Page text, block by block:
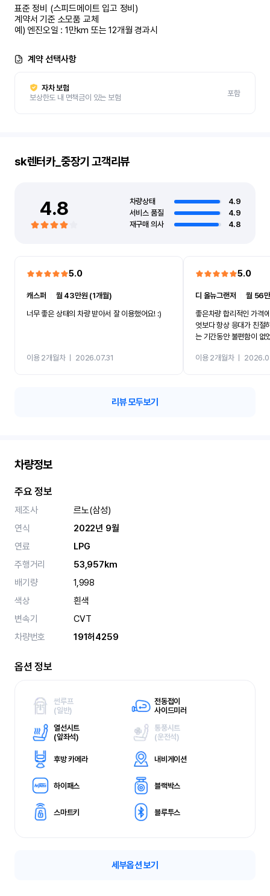
표준 정비 (스피드메이트 입고 정비)
계약서 기준 소모품 교체
예) 엔진오일 : 1만km 또는 12개월 경과시
계약 선택사항
자차 보험
보상한도 내 면책금이 있는 보험
포함
sk렌터카_중장기 고객리뷰
4.8 차량상태
4.9
서비스 품질
4.9
재구매 의사
4.8
5.0
캐스퍼
월 43만원 (1개월)
너무 좋은 상태의 차량 받아서 잘 이용했어요! :)
이용 2개월차ㅣ 2026.07.31
5.0
디 올뉴그랜저 ㅣ월 56
좋은차량 합리적인 가격
엇보다 항상 응대가 친절
는 기간동안 불편함이 없
카 렌트 고민없이 강추합
이용 2개월차ㅣ
리뷰 모두보기
차량정보
주요 정보
제조사
르노(삼성)
연식
2022년 9월
연료
LPG
주행거리
53,957km
배기량
1,998
색상
흰색
변속기
CVT
차량번호
191허4259
옵션 정보
썬루프
(일반)
전동접이
사이드미러
열선시트
(앞좌석)
통풍시트
(운전석)
후방 카메라 내비게이션
하이패스 블랙박스
스마트키 블루투스
세부옵션 보기